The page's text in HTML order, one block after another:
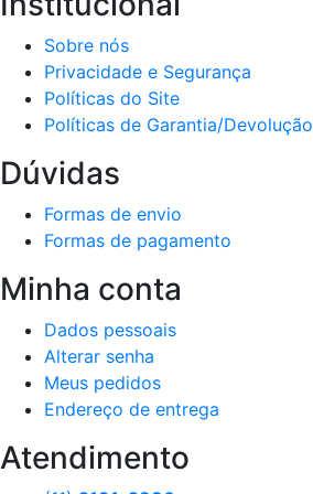
Sobre nós
Privacidade e Segurança
Políticas do Site
Políticas de Garantia/Devolução
Dúvidas
Formas de envio
Formas de pagamento
Minha conta
Dados pessoais
Alterar senha
Meus pedidos
Endereço de entrega
Atendimento